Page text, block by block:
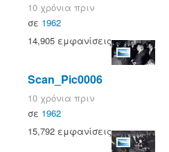
10 χρόνια πριν
σε 1962
14,905 εμφανίσεις
Scan_Pic0006
10 χρόνια πριν
σε 1962
15,792 εμφανίσεις